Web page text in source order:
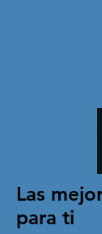
Las
para ti